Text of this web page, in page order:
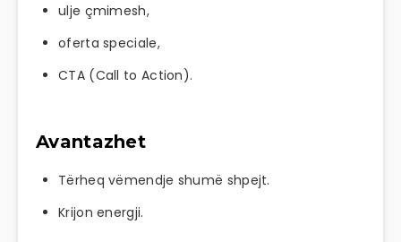
ulje çmimesh,
oferta speciale,
CTA (Call to Action).
Avantazhet
Tërheq vëmendje shumë shpejt.
Krijon energji.